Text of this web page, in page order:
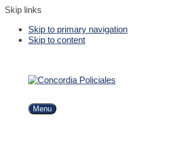
Skip links
Skip to primary navigation
Skip to content
Menu